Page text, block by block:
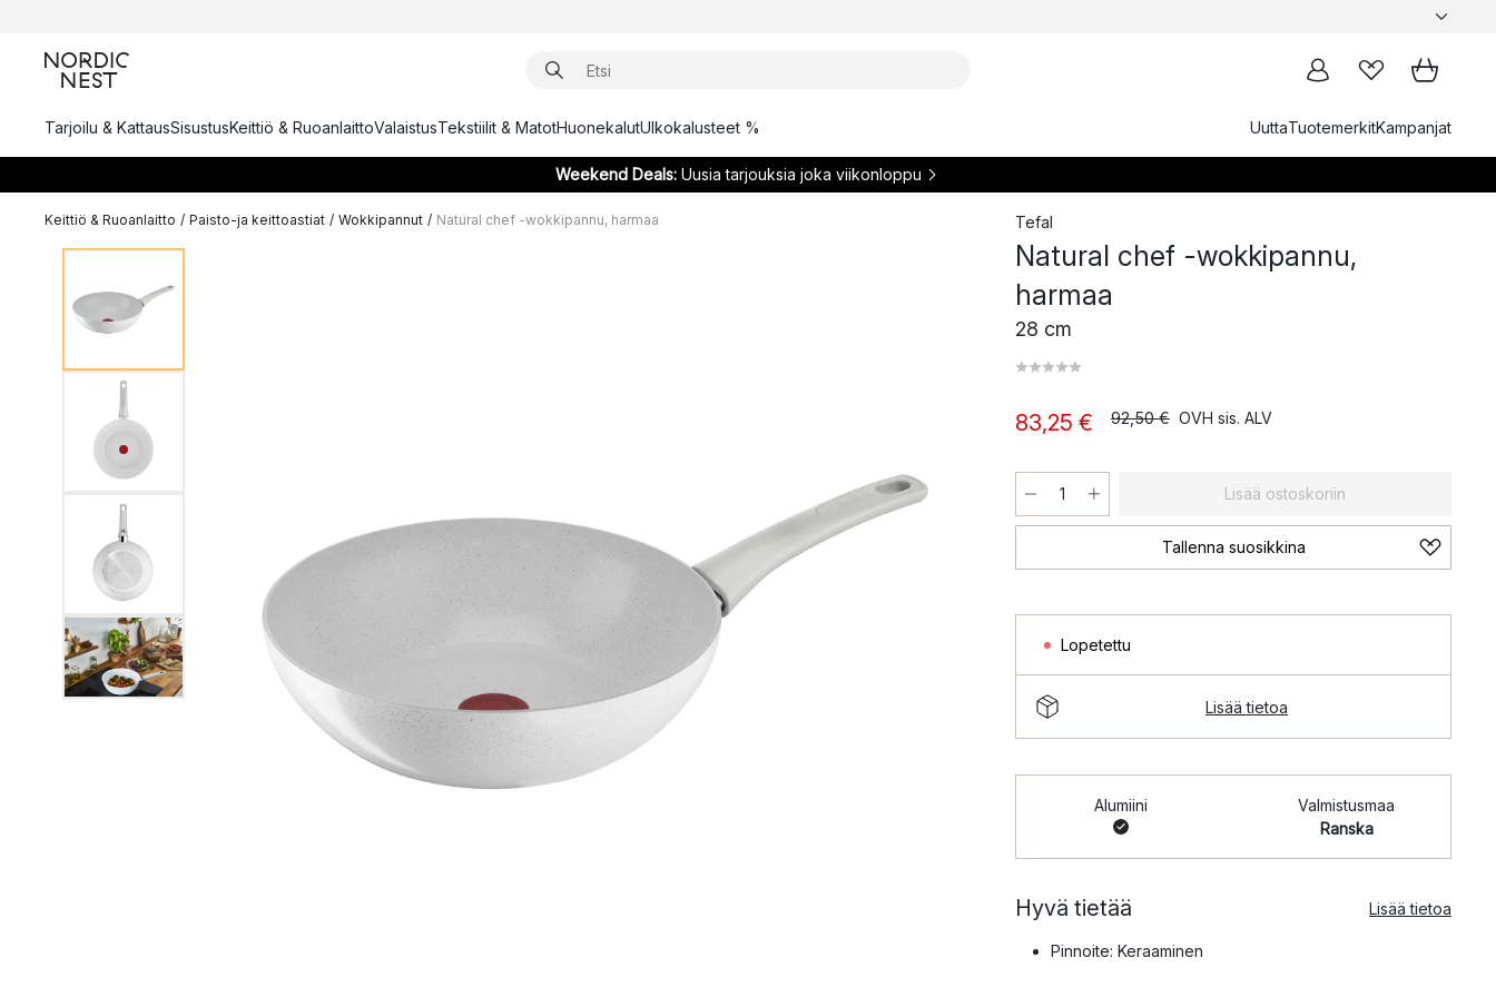
Tarjoilu & KattausSisustusKeittiö & RuoanlaittoValaistusTekstiilit & MatotHuonekalutUlkokalusteet % UuttaTuotemerkitKampanjat
Weekend Deals:Uusia tarjouksia joka viikonloppu
Keittiö & Ruoanlaitto / Paisto-ja keittoastiat / Wokkipannut / Natural chef -wokkipannu, harmaa Tefal
Natural chef -wokkipannu,
harmaa
28 cm
83,25 € 92,50 € OVH sis. ALV
Lisää ostoskoriin
Tallenna suosikkina
Lopetettu
Lisää tietoa
Alumiini
Valmistusmaa
Ranska
Hyvä tietää Lisää tietoa
Pinnoite: Keraaminen